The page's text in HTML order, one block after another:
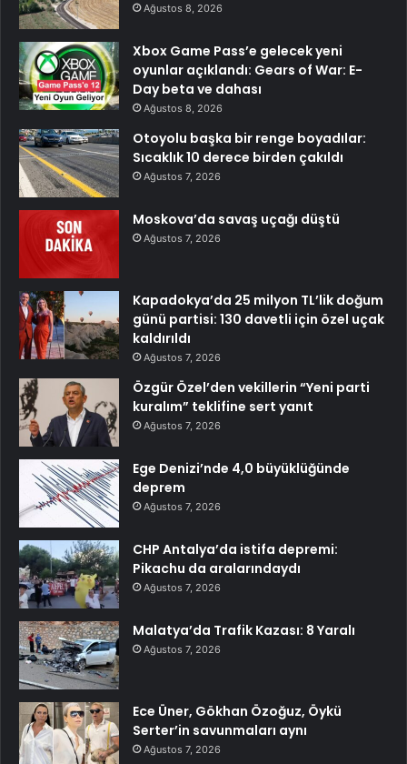
Ağustos 8, 2026
Xbox Game Pass’e gelecek yeni
oyunlar açıklandı: Gears of War: E-
Day beta ve dahası
Ağustos 8, 2026
Otoyolu başka bir renge boyadılar:
Sıcaklık 10 derece birden çakıldı
Ağustos 7, 2026
Moskova’da savaş uçağı düştü
Ağustos 7, 2026
Kapadokya’da 25 milyon TL’lik doğum
günü partisi: 130 davetli için özel uçak
kaldırıldı
Ağustos 7, 2026
Özgür Özel’den vekillerin “Yeni parti
kuralım” teklifine sert yanıt
Ağustos 7, 2026
Ege Denizi’nde 4,0 büyüklüğünde
deprem
Ağustos 7, 2026
CHP Antalya’da istifa depremi:
Pikachu da aralarındaydı
Ağustos 7, 2026
Malatya’da Trafik Kazası: 8 Yaralı
Ağustos 7, 2026
Ece Üner, Gökhan Özoğuz, Öykü
Serter’in savunmaları aynı
Ağustos 7, 2026